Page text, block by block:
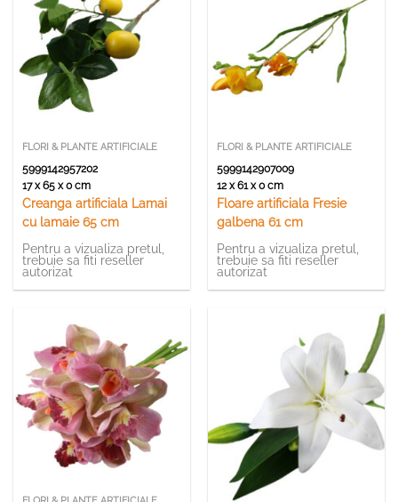
FLORI & PLANTE ARTIFICIALE
5999142957202
17 x 65 x 0 cm
Creanga artificiala Lamai
cu lamaie 65 cm
Pentru a vizualiza pretul,
trebuie sa fiti reseller
autorizat
FLORI & PLANTE ARTIFICIALE
5999142907009
12 x 61 x 0 cm
Floare artificiala Fresie
galbena 61 cm
Pentru a vizualiza pretul,
trebuie sa fiti reseller
autorizat
Momentan indisponibil